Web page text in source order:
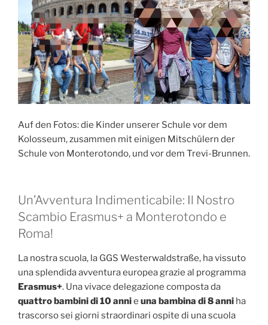
Auf den Fotos: die Kinder unserer Schule vor dem
Kolosseum, zusammen mit einigen Mitschülern der
Schule von Monterotondo, und vor dem Trevi-Brunnen.
Un’Avventura Indimenticabile: Il Nostro
Scambio Erasmus+ a Monterotondo e
Roma!
La nostra scuola, la GGS Westerwaldstraße, ha vissuto
una splendida avventura europea grazie al programma
Erasmus+. Una vivace delegazione composta da
quattro bambini di 10 annie una bambina di 8 anni ha
trascorso sei giorni straordinari ospite di una scuola